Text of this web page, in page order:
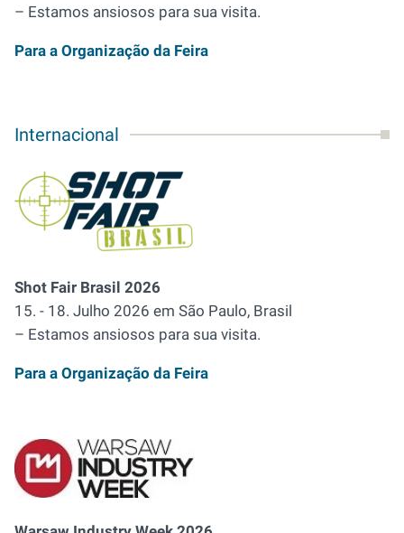
– Estamos ansiosos para sua visita.
Para a Organização da Feira
Internacional
Shot Fair Brasil 2026
15. - 18. Julho 2026 em São Paulo, Brasil
– Estamos ansiosos para sua visita.
Para a Organização da Feira